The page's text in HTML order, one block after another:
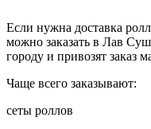
Если нужна доставка
можно заказать в Лав
городу и привозят заказ
Чаще всего заказывают:
сеты роллов